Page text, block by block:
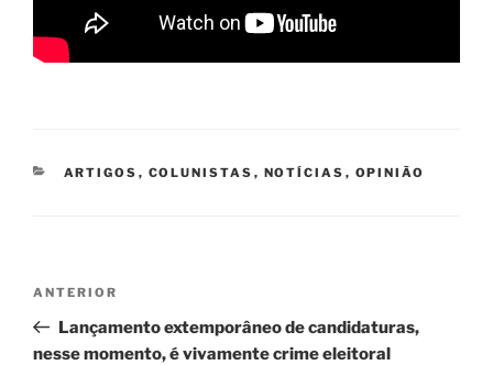
CATEGORIAS
ARTIGOS , COLUNISTAS , NOTÍCIAS , OPINIÃO
Post
Post
anterior
ANTERIOR
Lançamento extemporâneo de candidaturas,
nesse momento, é vivamente crime eleitoral